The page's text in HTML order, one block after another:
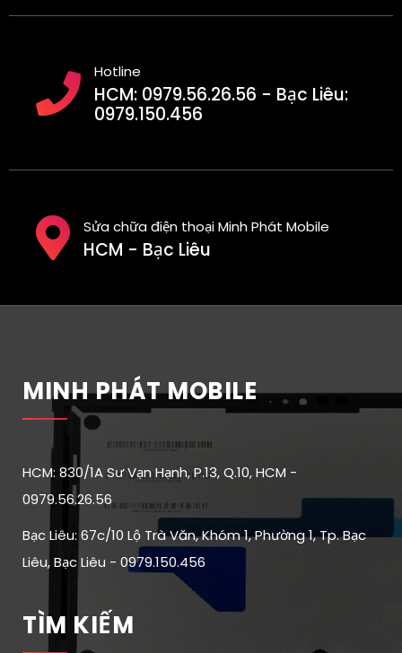
Hotline
HCM: 0979.56.26.56 - Bạc Liêu:
0979.150.456
Sửa chữa điện thoại Minh Phát Mobile
HCM - Bạc Liêu
MINH PHÁT MOBILE
HCM: 830/1A Sư Vạn Hạnh, P.13, Q.10, HCM -
0979.56.26.56
Bạc Liêu: 67c/10 Lộ Trà Văn, Khóm 1, Phường 1, Tp. Bạc
Liêu, Bạc Liêu - 0979.150.456
TÌM KIẾM